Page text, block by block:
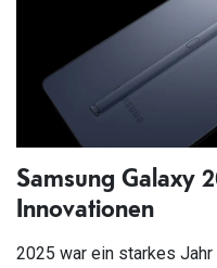
Samsung Galaxy
Innovationen
2025 war ein starkes